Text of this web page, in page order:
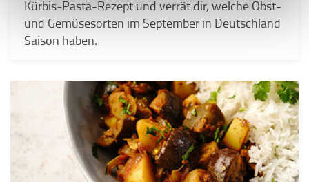
Kürbis-Pasta-Rezept und verrät dir, welche Obst-
und Gemüsesorten im September in Deutschland
Saison haben.